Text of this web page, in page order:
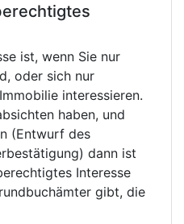
ist, wenn Sie nur
oder sich nur
interessieren.
haben, und
(Entwurf des
dann ist
Interesse
gibt, die